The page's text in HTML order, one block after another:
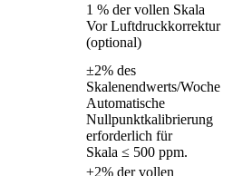
1 % der vollen Skala
Vor Luftdruckkorrektur
(optional)
±2% des
Skalenendwerts/Woche
Automatische
Nullpunktkalibrierung
erforderlich für
Skala ≤ 500 ppm.
±2% der vollen